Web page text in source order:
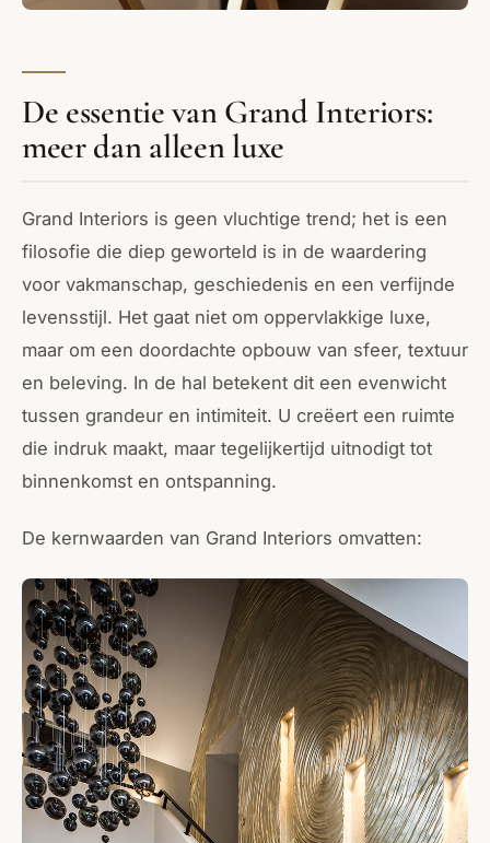
De essentie van Grand Interiors:
meer dan alleen luxe
Grand Interiors is geen vluchtige trend; het is een
filosofie die diep geworteld is in de waardering
voor vakmanschap, geschiedenis en een verfijnde
levensstijl. Het gaat niet om oppervlakkige luxe,
maar om een doordachte opbouw van sfeer, textuur
en beleving. In de hal betekent dit een evenwicht
tussen grandeur en intimiteit. U creëert een ruimte
die indruk maakt, maar tegelijkertijd uitnodigt tot
binnenkomst en ontspanning.
De kernwaarden van Grand Interiors omvatten: